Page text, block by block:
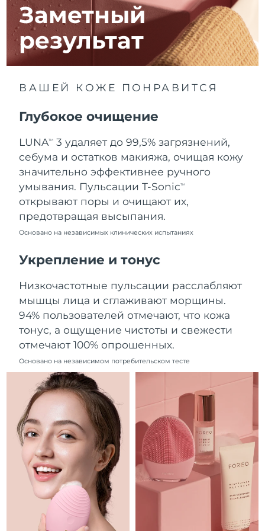
Заметный
результат
ВАШЕЙ КОЖЕ ПОНРАВИТСЯ
Глубокое очищение
LUNATM
3 удаляет до 99,5% загрязнений,
себума и остатков макияжа, очищая кожу
значительно эффективнее ручного
умывания. Пульсации T-SonicTM
открывают поры и очищают их,
предотвращая высыпания.
Основано на независимых клинических испытаниях
Укрепление и тонус
Низкочастотные пульсации расслабляют
мышцы лица и сглаживают морщины.
94% пользователей отмечают, что кожа
тонус, а ощущение чистоты и свежести
отмечают 100% опрошенных.
Основано на независимом потребительском тесте
Израиль
Ожидаемая дата доставки
8/14/26
Италия
Ожидаемая дата доставки
Джерси
8/15/26
Казахстан
Ожидаемая дата доставки
Кувейт
Ожидаемая дата доставки
Ливан
8/11/26
Литва
Ожидаемая дата доставки
8/10/26
Люксембург
Ожидаемая дата доставки
Макао (САР)
Ожидаемая дата доставки
Малайзия
Ожидаемая дата доставки
Мальта
Ожидаемая дата доставки
8/10/26
Мексика
Ожидаемая дата доставки
8/14/26
Ожидаемая дата доставки